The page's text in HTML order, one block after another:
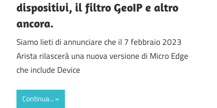
dispositivi, il filtro GeoIP e altro
ancora.
Siamo lieti di annunciare che il 7 febbraio 2023
Arista rilascerà una nuova versione di Micro Edge
che include Device
Continua...